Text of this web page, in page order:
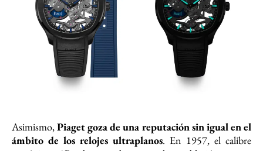
Asimismo,Piaget goza de una reputación sin igual en el
ámbito de los relojes ultraplanos. En 1957, el calibre